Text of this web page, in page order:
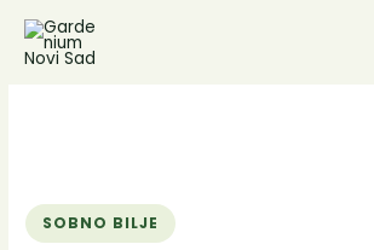
Пређи
SOBNO BILJE